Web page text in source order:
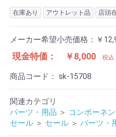
在庫あり アウトレット品 店頭
メーカー希望小売価格：￥
現金特価： ￥8,000 税込
商品コード： sk-15708
関連カテゴリ
パーツ・用品 ＞ コンポーネン
セール ＞ セール ＞ パーツ・